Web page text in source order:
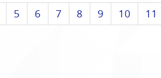
5 6 7 8 9 10 11